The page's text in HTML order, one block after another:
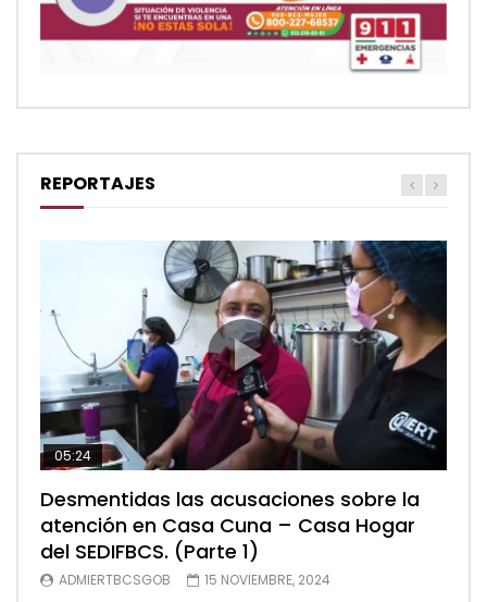
REPORTAJES
05:24
Desmentidas las acusaciones sobre la
atención en Casa Cuna – Casa Hogar
del SEDIFBCS. (Parte 1)
ADMIERTBCSGOB 15 NOVIEMBRE, 2024
04:28
Desmentidas las acusaciones sobre la
atención en Casa Cuna – Casa Hogar
del SEDIFBCS. (Parte 2)
ADMIERTBCSGOB 15 NOVIEMBRE, 2024
05:48
Desmentidas las acusaciones sobre la
atención en Casa Cuna – Casa Hogar
del SEDIFBCS (Parte 3)
ADMIERTBCSGOB 15 NOVIEMBRE, 2024